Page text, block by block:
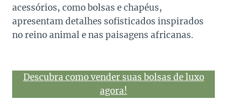
acessórios, como bolsas e chapéus,
apresentam detalhes sofisticados inspirados
no reino animal e nas paisagens africanas.
Descubra como vender suas bolsas de luxo
agora!